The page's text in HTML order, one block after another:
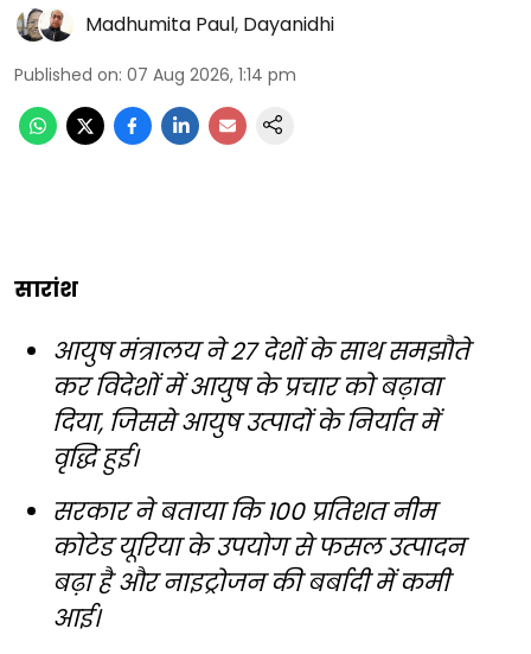
Madhumita Paul, Dayanidhi
Published on: 07 Aug 2026, 1:14 pm
सारांश
आयुष मंत्रालय ने 27 देशों के साथ समझौते
कर विदेशों में आयुष के प्रचार को बढ़ावा
दिया, जिससे आयुष उत्पादों के निर्यात में
वृद्धि हुई।
सरकार ने बताया कि 100 प्रतिशत नीम
कोटेड यूरिया के उपयोग से फसल उत्पादन
बढ़ा है और नाइट्रोजन की बर्बादी में कमी
आई।